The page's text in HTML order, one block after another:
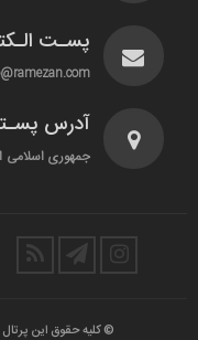
پسـت
آدرس
جمهوری اسلامی
© کلیه حقوق این